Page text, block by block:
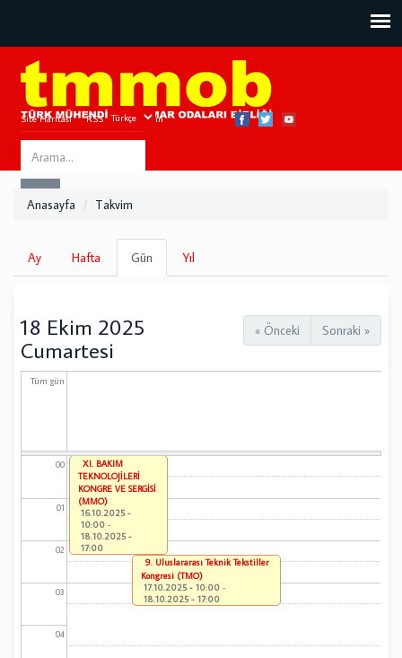
Site Haritası RSS Bize Ulaşın
Search
this
Anasayfa Takvim
Birincil
sekmeler
Ay Hafta Gün
sekme)
Yıl
« Önceki Sonraki »
18 Ekim 2025
Cumartesi
Tüm gün
00
01
02
03
04
XI. BAKIM
TEKNOLOJİLERİ
KONGRE VE SERGİSİ
(MMO)
16.10.2025 -
10:00 -
18.10.2025 -
17:00
9. Uluslararası Teknik Tekstiller
Kongresi (TMO)
17.10.2025 - 10:00 -
18.10.2025 - 17:00